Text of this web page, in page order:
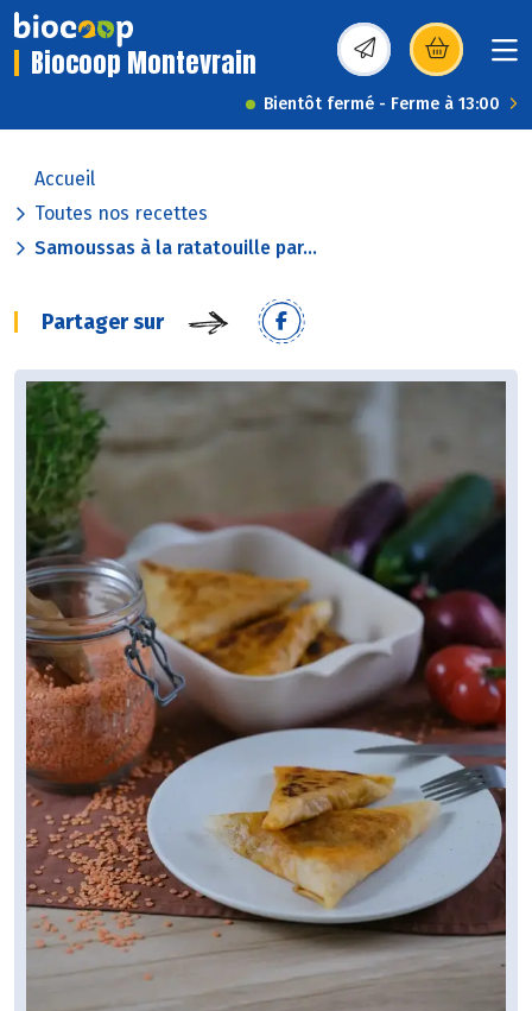
Biocoop Montevrain (s’ouvre dans une
Bientôt fermé - Ferme à 13:00
Accueil
Toutes nos recettes
Samoussas à la ratatouille par...
Partager sur